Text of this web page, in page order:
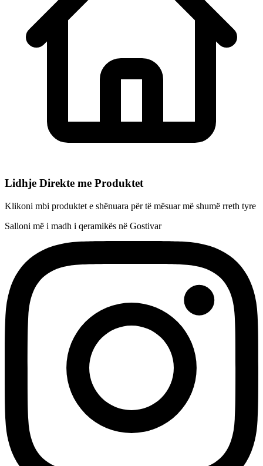
Lidhje Direkte me Produktet
Klikoni mbi produktet e shënuara për të mësuar më shumë rreth tyre
Salloni më i madh i qeramikës në Gostivar